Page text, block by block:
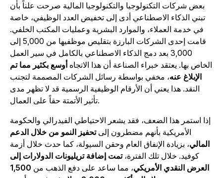
بعض شركات التكنولوجيا والتكنولوجيا المالية صرحت علناً بأن
تبني الذكاء الاصطناعي أدى إلى تخفيض العدد الوظيفي، خاصة
في خدمة العملاء، والموارد البشرية وعمليات المكتب الخلفي.
قامت إحدى الشركات البارزة بتقليص موظفيها من 5,000 إلى
3,000 بعد دمج الذكاء الاصطناعي بالكامل في سير العمل
بها. يعتقد خبراء الصناعة أن هذا الاتجاهأوسع بكثير مما تم
الإبلاغ عنه ، مخفي بواسطة رسائل الشركات المصممة لتجنب
النقد. هذا يعني أن الأرقام الوظيفية الرسمية قد لا تظهر مدى
إذا استمر هذا الضعف، فقد يشعر الاحتياطي الفيدرالي والحكومة
الأمريكية بأنهم مضطرون إلىتحفيز النمو من خلال الدعم
المالي، بزيادة الإنفاق العام وحقن السيولة، كما حدث خلال أزمة
كوفيد. خلال تلك الفترة،تمت إضافة تريليونات الدولارات إلى
العرض النقدي الأمريكي، مما ساعد على دفع الذهب من 1,500